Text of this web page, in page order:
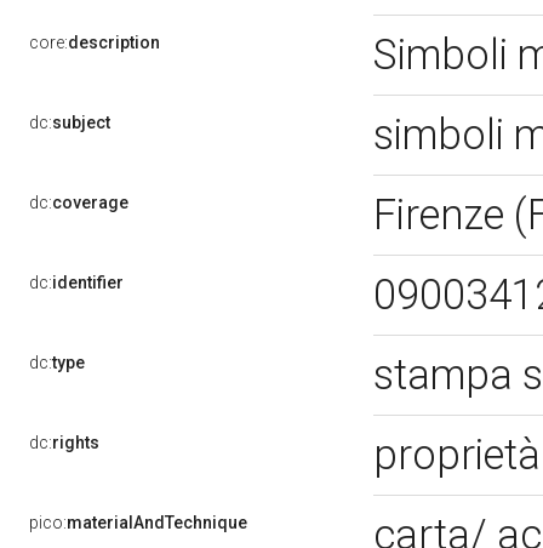
core:description Simboli
dc:subject simboli
dc:coverage Firenze
dc:identifier
dc:type stampa
dc:rights
pico:materialAndTechnique carta/